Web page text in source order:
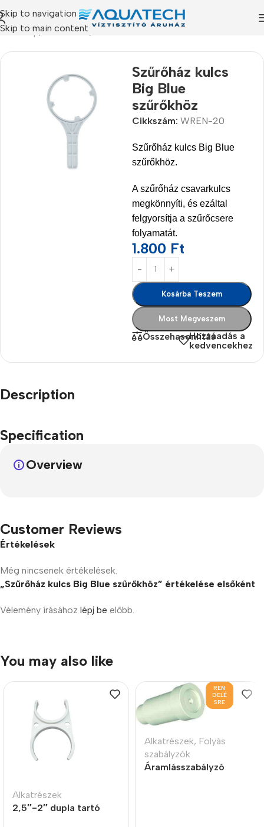
Skip to navigation
Skip to main content
Kezdőlap/Termékeink
Szűrőház kulcs
Big Blue
szűrőkhöz
Cikkszám: WREN-20
Szűrőház kulcs Big Blue
szűrőkhöz.
A szűrőház csavarkulcs
megkönnyíti, és ezáltal
felgyorsítja a szűrőcsere
folyamatát.
1.800 Ft
Kosárba Teszem
Most Megveszem
ÖsszehasonlításHozzáadás a
kedvencekhez
Description
Specification
Overview
Customer Reviews
Értékelések
Még nincsenek értékelések.
„Szűrőház kulcs Big Blue szűrőkhöz” értékelése elsőként
Vélemény írásához lépj be előbb.
You may also like
Alkatrészek
2,5″-2″ dupla tartó
REN
DELÉ
SRE
Alkatrészek, Folyás
szabályzók
Áramlásszabályzó